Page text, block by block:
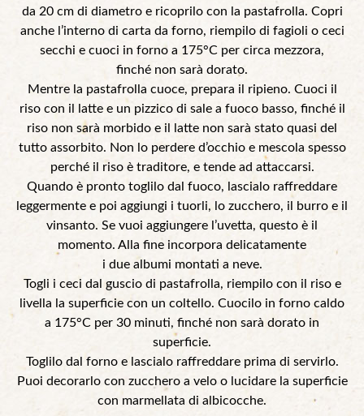
da 20 cm di diametro e ricoprilo con la pastafrolla. Copri
anche l’interno di carta da forno, riempilo di fagioli o ceci
secchi e cuoci in forno a 175°C per circa mezzora,
finché non sarà dorato.
Mentre la pastafrolla cuoce, prepara il ripieno. Cuoci il
riso con il latte e un pizzico di sale a fuoco basso, finché il
riso non sarà morbido e il latte non sarà stato quasi del
tutto assorbito. Non lo perdere d’occhio e mescola spesso
perché il riso è traditore, e tende ad attaccarsi.
Quando è pronto toglilo dal fuoco, lascialo raffreddare
leggermente e poi aggiungi i tuorli, lo zucchero, il burro e il
vinsanto. Se vuoi aggiungere l’uvetta, questo è il
momento. Alla fine incorpora delicatamente
i due albumi montati a neve.
Togli i ceci dal guscio di pastafrolla, riempilo con il riso e
livella la superficie con un coltello. Cuocilo in forno caldo
a 175°C per 30 minuti, finché non sarà dorato in
superficie.
Toglilo dal forno e lascialo raffreddare prima di servirlo.
Puoi decorarlo con zucchero a velo o lucidare la superficie
con marmellata di albicocche.